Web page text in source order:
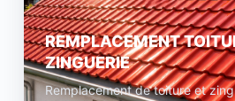
REMPLACEMENT
ZINGUERIE
Remplacement de toiture et